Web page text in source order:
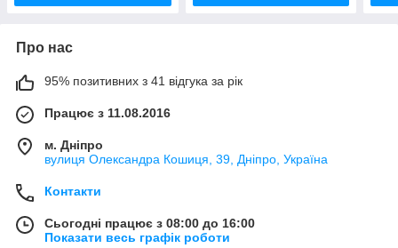
Про нас
95% позитивних з 41 відгука за рік
Працює з 11.08.2016
м. Дніпро
вулиця Олександра Кошиця, 39, Дніпро, Україна
Контакти
Сьогодні працює з 08:00 до 16:00
Показати весь графік роботи